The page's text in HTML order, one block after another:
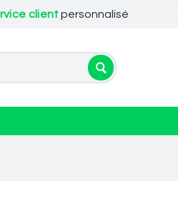
clientpersonnalisé